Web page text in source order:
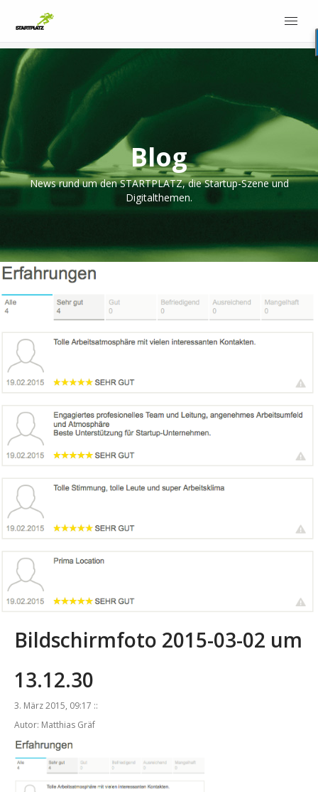
Blog
News rund um den STARTPLATZ, die Startup-Szene und
Digitalthemen.
Bildschirmfoto 2015-03-02 um
13.12.30
3. März 2015, 09:17 ::
Autor: Matthias Gräf